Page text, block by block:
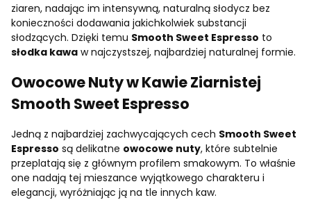
ziaren, nadając im intensywną, naturalną słodycz bez
konieczności dodawania jakichkolwiek substancji
słodzących. Dzięki temu Smooth Sweet Espresso to
słodka kawa w najczystszej, najbardziej naturalnej formie.
Owocowe Nuty w Kawie Ziarnistej
Smooth Sweet Espresso
Jedną z najbardziej zachwycających cech Smooth Sweet
Espresso są delikatne owocowe nuty, które subtelnie
przeplatają się z głównym profilem smakowym. To właśnie
one nadają tej mieszance wyjątkowego charakteru i
elegancji, wyróżniając ją na tle innych kaw.